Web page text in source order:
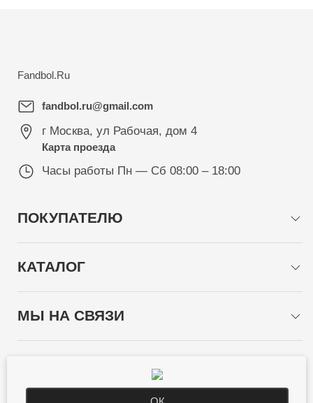
Fandbol.Ru
fandbol.ru@gmail.com
г Москва, ул Рабочая, дом 4
Карта проезда
Часы работы Пн — Сб 08:00 – 18:00
ПОКУПАТЕЛЮ
КАТАЛОГ
МЫ НА СВЯЗИ
СПОСОБЫ ОПЛАТЫ